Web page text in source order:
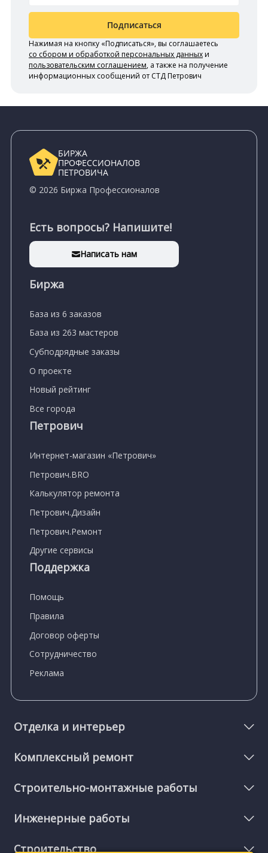
Подписаться
Нажимая на кнопку «Подписаться», вы соглашаетесь
со сбором и обработкой персональных данных и
пользовательским соглашением, а также на получение
информационных сообщений от СТД Петрович
БИРЖА
ПРОФЕССИОНАЛОВ
ПЕТРОВИЧА
© 2026 Биржа Профессионалов
Есть вопросы? Напишите!
Написать нам
Биржа
База из 6 заказов
База из 263 мастеров
Субподрядные заказы
О проекте
Новый рейтинг
Все города
Петрович
Интернет-магазин «Петрович»
Петрович.BRO
Калькулятор ремонта
Петрович.Дизайн
Петрович.Ремонт
Другие сервисы
Поддержка
Помощь
Правила
Договор оферты
Сотрудничество
Реклама
Отделка и интерьер
Комплексный ремонт
Строительно-монтажные работы
Инженерные работы
Строительство